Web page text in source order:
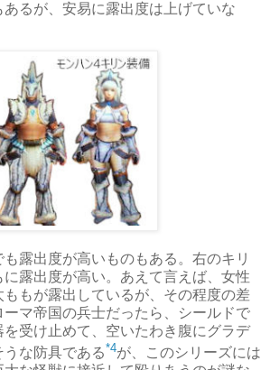
るが、安易に露出度は上げていな
露出度が高いものもある。右のキリ
露出度が高い。あえて言えば、女性
もが露出しているが、その程度の差
マ帝国の兵士だったら、シールドで
受け止めて、空いたわき腹にグラデ
うな防具である*4が、このシリーズには